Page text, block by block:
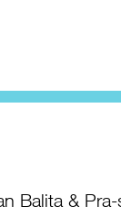
Balita &